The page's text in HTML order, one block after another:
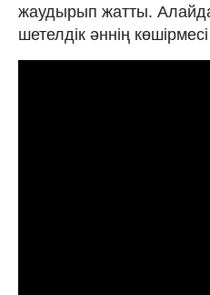
жаудырып жатты.
шетелдік әннің